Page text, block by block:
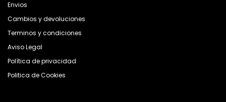
Envios
Cambios y devoluciones
Terminos y condiciones
Aviso Legal
Política de privacidad
Politica de Cookies